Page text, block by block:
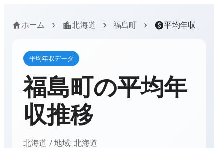
ホーム 北海道 福島町 平均年収
平均年収データ
福島町の平均年
収推移
北海道 / 地域: 北海道